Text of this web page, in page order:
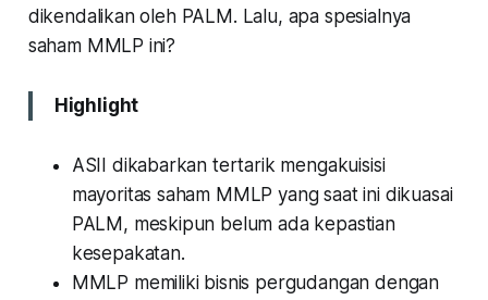
dikendalikan oleh PALM. Lalu, apa spesialnya
saham MMLP ini?
Highlight
ASII dikabarkan tertarik mengakuisisi
mayoritas saham MMLP yang saat ini dikuasai
PALM, meskipun belum ada kepastian
kesepakatan.
MMLP memiliki bisnis pergudangan dengan